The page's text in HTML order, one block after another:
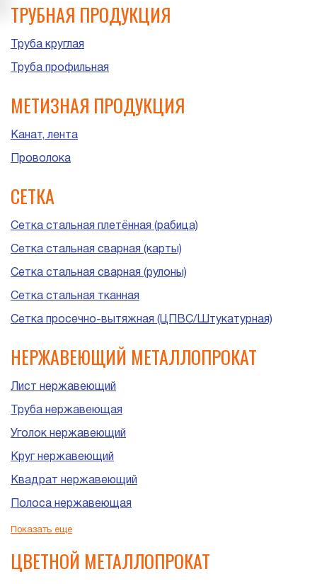
ТРУБНАЯ ПРОДУКЦИЯ
Труба круглая
Труба профильная
МЕТИЗНАЯ ПРОДУКЦИЯ
Канат, лента
Проволока
СЕТКА
Сетка стальная плетённая (рабица)
Сетка стальная сварная (карты)
Сетка стальная сварная (рулоны)
Сетка стальная тканная
Сетка просечно-вытяжная (ЦПВС/Штукатурная)
НЕРЖАВЕЮЩИЙ МЕТАЛЛОПРОКАТ
Лист нержавеющий
Труба нержавеющая
Уголок нержавеющий
Круг нержавеющий
Квадрат нержавеющий
Полоса нержавеющая
Шестигранник нержавеющий
Показать еще
ЦВЕТНОЙ МЕТАЛЛОПРОКАТ